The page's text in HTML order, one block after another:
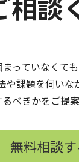
っていなくて
や課題を伺いな
べきかをご提案
無料相談す